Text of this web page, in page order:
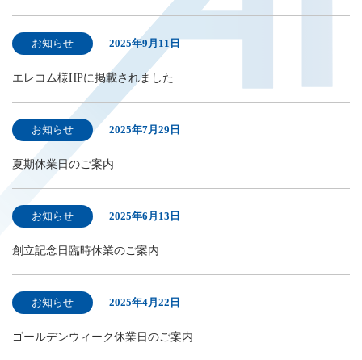
お知らせ 2025年9月11日
エレコム様HPに掲載されました
お知らせ 2025年7月29日
夏期休業日のご案内
お知らせ 2025年6月13日
創立記念日臨時休業のご案内
お知らせ 2025年4月22日
ゴールデンウィーク休業日のご案内